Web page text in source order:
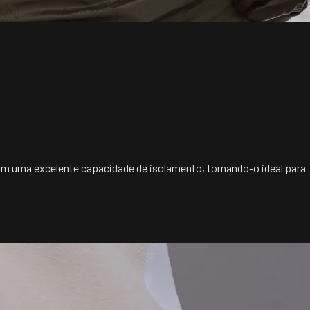
uma excelente capacidade de isolamento, tornando-o ideal para